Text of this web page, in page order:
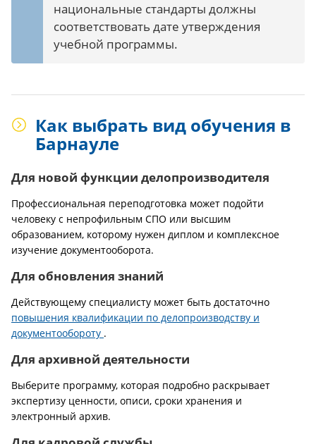
национальные стандарты должны
соответствовать дате утверждения
учебной программы.
Как выбрать вид обучения в
Барнауле
Для новой функции делопроизводителя
Профессиональная переподготовка может подойти
человеку с непрофильным СПО или высшим
образованием, которому нужен диплом и комплексное
изучение документооборота.
Для обновления знаний
Действующему специалисту может быть достаточно
повышения квалификации по делопроизводству и
документообороту .
Для архивной деятельности
Выберите программу, которая подробно раскрывает
экспертизу ценности, описи, сроки хранения и
электронный архив.